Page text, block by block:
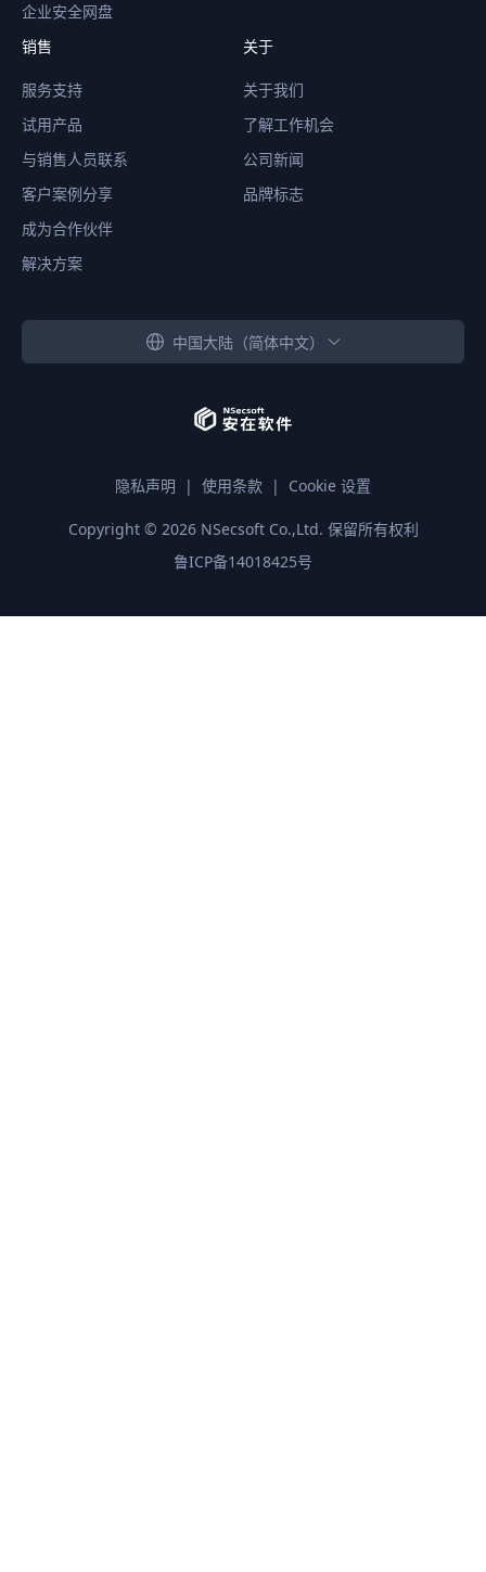
企业安全网盘
销售
服务支持
试用产品
与销售人员联系
客户案例分享
成为合作伙伴
解决方案
关于
关于我们
了解工作机会
公司新闻
品牌标志
中国大陆（简体中文）
隐私声明 | 使用条款 | Cookie 设置
Copyright © 2026NSecsoft Co.,Ltd. 保留所有权利
鲁ICP备14018425号